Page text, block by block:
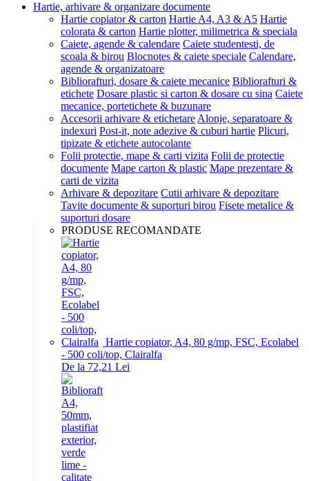
Hartie, arhivare & organizare documente
Hartie copiator & carton Hartie A4, A3 & A5 Hartie
colorata & carton Hartie plotter, milimetrica & speciala
Caiete, agende & calendare Caiete studentesti, de
scoala & birou Blocnotes & caiete speciale Calendare,
agende & organizatoare
Bibliorafturi, dosare & caiete mecanice Bibliorafturi &
etichete Dosare plastic si carton & dosare cu sina Caiete
mecanice, portetichete & buzunare
Accesorii arhivare & etichetare Alonje, separatoare &
indexuri Post-it, note adezive & cuburi hartie Plicuri,
tipizate & etichete autocolante
Folii protectie, mape & carti vizita Folii de protectie
documente Mape carton & plastic Mape prezentare &
carti de vizita
Arhivare & depozitare Cutii arhivare & depozitare
Tavite documente & suporturi birou Fisete metalice &
suporturi dosare
PRODUSE RECOMANDATE
Hartie copiator, A4, 80 g/mp, FSC, Ecolabel
- 500 coli/top, Clairalfa
De la 72,21 Lei